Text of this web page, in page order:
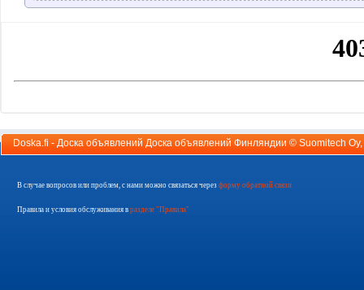
Doska.fi - Доска объявлений Доска объявлений Финляндии © Suomitech Oy
В случае вопросов или проблем, с нами можно связаться через форму обратной связи
Правила и условия обслуживания в разделе "Правила"